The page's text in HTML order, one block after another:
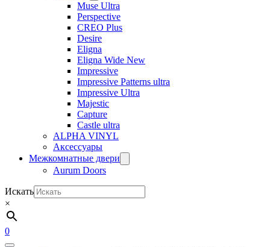
Muse Ultra
Perspective
CREO Plus
Desire
Eligna
Eligna Wide New
Impressive
Impressive Patterns ultra
Impressive Ultra
Majestic
Capture
Castle ultra
ALPHA VINYL
Аксессуары
Межкомнатные двери
Aurum Doors
Искать
×
0